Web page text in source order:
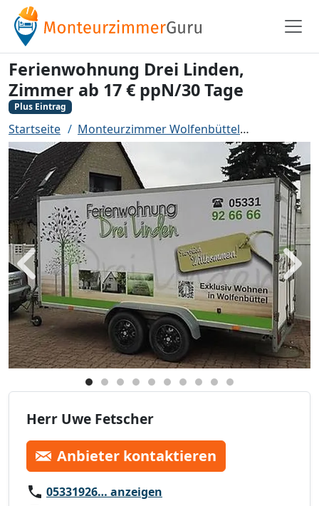
Ferienwohnung Drei Linden,
Zimmer ab 17 € ppN/30 Tage
Plus Eintrag
Startseite Monteurzimmer Wolfenbüttel
Zurück
Herr Uwe Fetscher
Anbieter kontaktieren
05331926… anzeigen